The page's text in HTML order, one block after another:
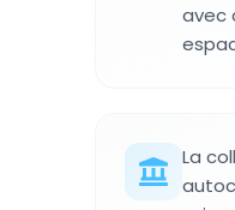
avec
La